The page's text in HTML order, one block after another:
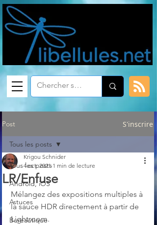
Post S'inscrire
Tous les posts
Android, iOS
Astuces
Bureautique
Tous les posts
LR/Enfuse
Krigou Schnider
4 oct. 2021 1 min de lecture
Mélangez des expositions multiples à
la sauce HDR directement à partir de
Lightroom.